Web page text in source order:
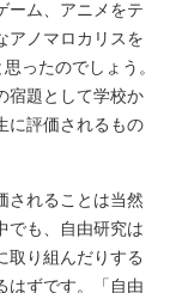
ーム、アニメをテ
アノマロカリスを
ったのでしょう。
宿題として学校か
に評価されるもの
されることは当然
でも、自由研究は
取り組んだりする
はずです。「自由